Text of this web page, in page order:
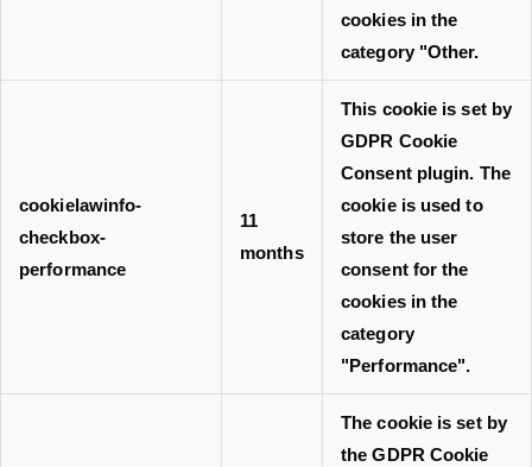
cookies in the
category "Other.
cookielawinfo-
checkbox-
performance
11
months
This cookie is set by
GDPR Cookie
Consent plugin. The
cookie is used to
store the user
consent for the
cookies in the
category
"Performance".
The cookie is set by
the GDPR Cookie